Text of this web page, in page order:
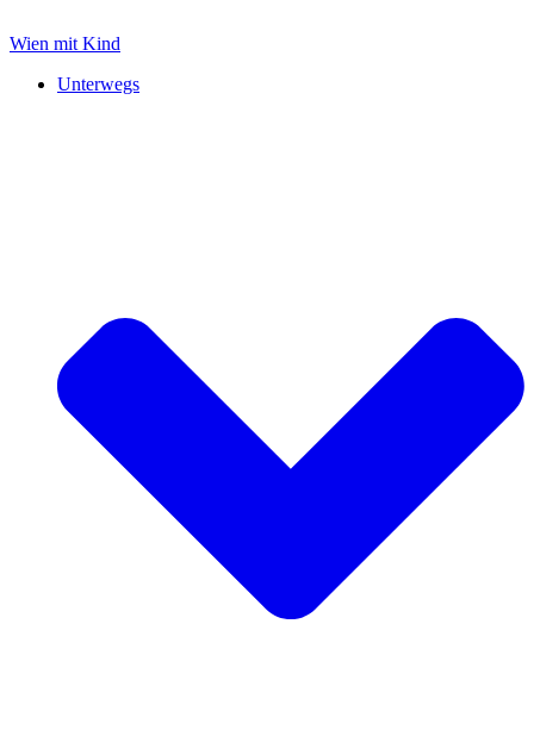
Inhalt
Wien mit Kind
Unterwegs